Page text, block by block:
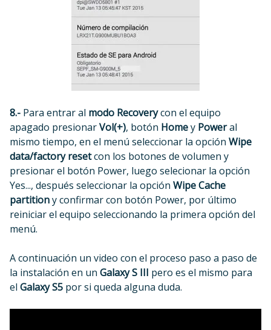
8.- Para entrar al modo Recoverycon el equipo
apagado presionarVol(+), botón Homey Poweral
mismo tiempo, en el menú seleccionar la opción Wipe
data/factory resetcon los botones de volumen y
presionar el botón Power, luego selecionar la opción
Yes..., después seleccionar la opción Wipe Cache
partitiony confirmar con botón Power, por último
reiniciar el equipo seleccionando la primera opción del
menú.
A continuación un video con el proceso paso a paso de
la instalación en un Galaxy S III pero es el mismo para
el Galaxy S5 por si queda alguna duda.